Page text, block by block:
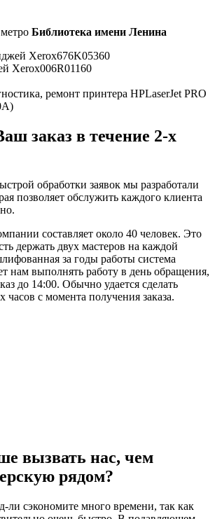
Библиотека имени Ленина
Xerox676K05360
Xerox006R01160
ремонт принтера HPLaserJet PRO
заказ в течение 2-х
обработки заявок мы разработали
позволяет обслужить каждого клиента
составляет около 40 человек. Это
держать двух мастеров на каждой
за годы работы система
нам выполнять работу в день обращения,
до 14:00. Обычно удается сделать
часов с момента получения заказа.
вызвать нас, чем
рядом?
сэкономите много времени, так как